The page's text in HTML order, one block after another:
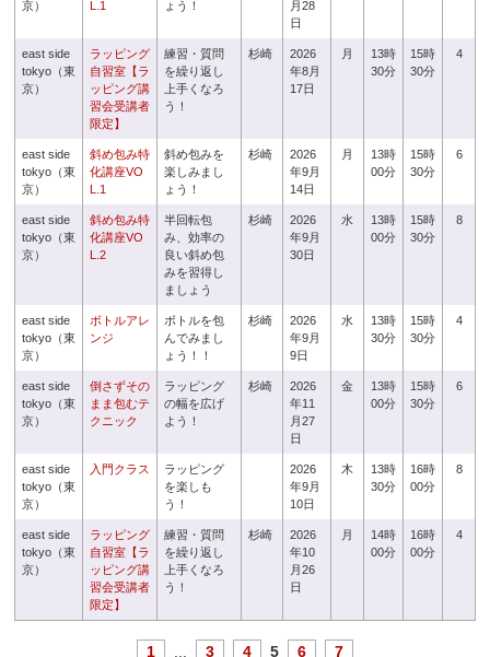
京）
L.1
ょう！
月28
日
east side
tokyo（東
京）
ラッピング
自習室【ラ
ッピング講
習会受講者
限定】
練習・質問
を繰り返し
上手くなろ
う！
杉崎
2026
年8月
17日
月
13時
30分
15時
30分
4
east side
tokyo（東
京）
斜め包み特
化講座VO
L.1
斜め包みを
楽しみまし
ょう！
杉崎
2026
年9月
14日
月
13時
00分
15時
30分
6
east side
tokyo（東
京）
斜め包み特
化講座VO
L.2
半回転包
み、効率の
良い斜め包
みを習得し
ましょう
杉崎
2026
年9月
30日
水
13時
00分
15時
30分
8
east side
tokyo（東
京）
ボトルアレ
ンジ
ボトルを包
んでみまし
ょう！！
杉崎
2026
年9月
9日
水
13時
30分
15時
30分
4
east side
tokyo（東
京）
倒さずその
まま包むテ
クニック
ラッピング
の幅を広げ
よう！
杉崎
2026
年11
月27
日
金
13時
00分
15時
30分
6
east side
tokyo（東
京）
入門クラス
ラッピング
を楽しも
う！
2026
年9月
10日
木
13時
30分
16時
00分
8
east side
tokyo（東
京）
ラッピング
自習室【ラ
ッピング講
習会受講者
限定】
練習・質問
を繰り返し
上手くなろ
う！
杉崎
2026
年10
月26
日
月
14時
00分
16時
00分
4
1 3 4 5 6 7